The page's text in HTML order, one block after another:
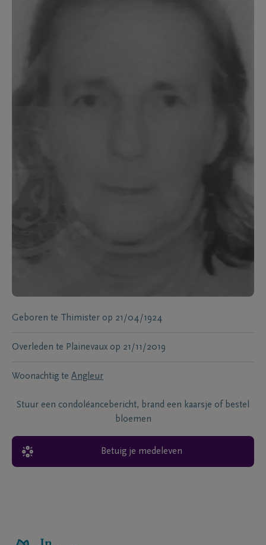
Geboren te Thimister op 21/04/1924
Overleden te Plainevaux op 21/11/2019
Woonachtig te Angleur
Stuur een condoléancebericht, brand een kaarsje of bestel
bloemen
Betuig je medeleven